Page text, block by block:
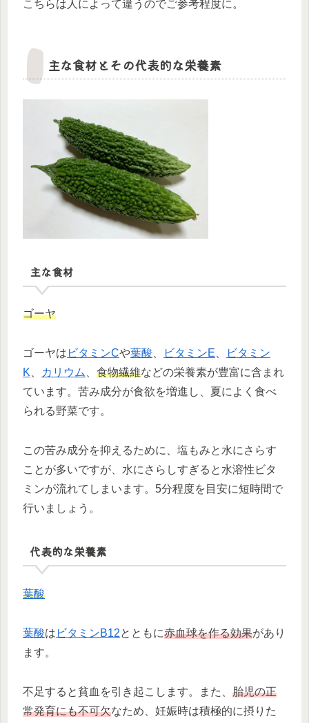
こちらは人によって違うのでご参考程度に。
主な食材とその代表的な栄養素
主な食材
ゴーヤ
ゴーヤは ビタミンCや葉酸 ビタミンE
ビタミン
K
カリウム 食物繊維などの栄養素が豊富に含まれ
ています。苦み成分が食欲を増進し、夏によく食べ
られる野菜です。
この苦み成分を抑えるために、塩もみと水にさらす
ことが多いですが、水にさらしすぎると水溶性ビタ
ミンが流れてしまいます。5分程度を目安に短時間で
行いましょう。
代表的な栄養素
葉酸
葉酸は ビタミンB12とともに赤血球を作る効果があり
ます。
不足すると貧血を引き起こします。また、 胎児の正
常発育にも不可欠なため、妊娠時は積極的に摂りた